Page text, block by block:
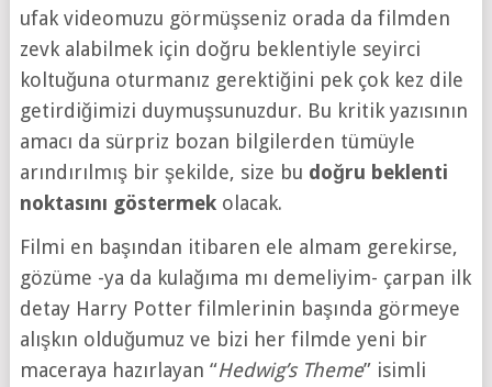
ufak videomuzu görmüşseniz orada da filmden
zevk alabilmek için doğru beklentiyle seyirci
koltuğuna oturmanız gerektiğini pek çok kez dile
getirdiğimizi duymuşsunuzdur. Bu kritik yazısının
amacı da sürpriz bozan bilgilerden tümüyle
arındırılmış bir şekilde, size bu doğru beklenti
noktasını göstermekolacak.
Filmi en başından itibaren ele almam gerekirse,
gözüme -ya da kulağıma mı demeliyim- çarpan ilk
detay Harry Potter filmlerinin başında görmeye
alışkın olduğumuz ve bizi her filmde yeni bir
maceraya hazırlayan “Hedwig’s Theme” isimli